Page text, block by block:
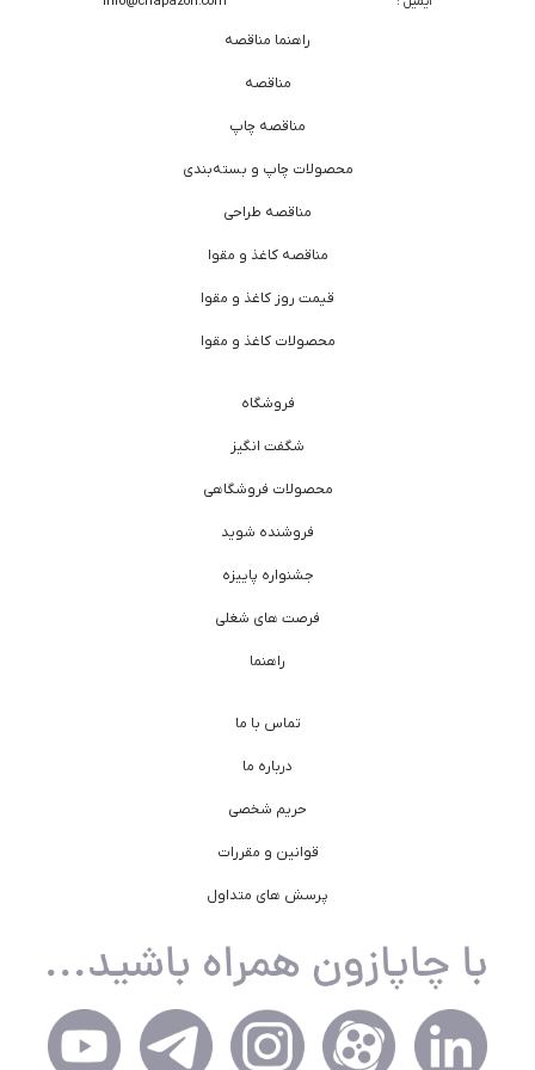
راهنما مناقصه
مناقصه
مناقصه چاپ
محصولات چاپ و بسته‌بندی
مناقصه طراحی
مناقصه کاغذ و مقوا
قیمت روز کاغذ و مقوا
محصولات کاغذ و مقوا
فروشگاه
شگفت انگیز
محصولات فروشگاهی
فروشنده شوید
جشنواره پاییزه
فرصت های شغلی
راهنما
تماس با ما
درباره ما
حریم شخصی
قوانین و مقررات
پرسش های متداول